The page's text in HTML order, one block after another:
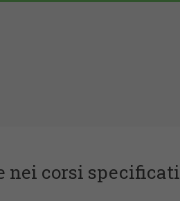
nei corsi specificati